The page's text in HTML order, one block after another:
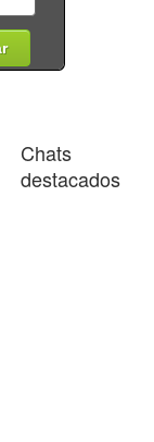
Chats
destacados